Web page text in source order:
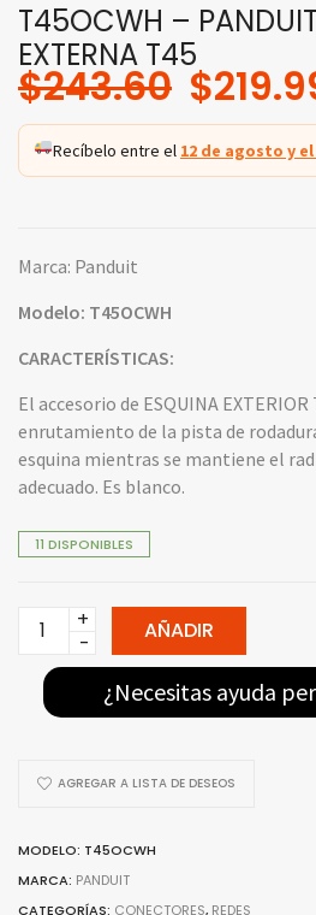
T45OCWH –
EXTERNA T45
$243.60
price
was:
$
Recíbelo entre el 12 de agosto y
Marca: Panduit
Modelo: T45OCWH
CARACTERÍSTICAS:
El accesorio de ESQUINA
enrutamiento de la pista de
esquina mientras se mantiene el
adecuado. Es blanco.
11 DISPONIBLES
T45OCWH
PANDUIT
ESQUINA
T45
AÑADIR
¿Necesitas ayuda
AGREGAR A LISTA DE DESEOS
MODELO: T45OCWH
MARCA: PANDUIT
CATEGORÍAS: CONECTORES, REDES